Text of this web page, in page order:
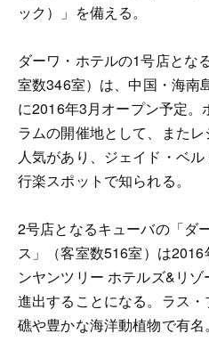
ック）」を備える。
ダーワ・ホテルの1号店とな
室数346室）は、中国・海南
に2016年3月オープン予定
ラムの開催地として、また
人気があり、ジェイド・ベ
行楽スポットで知られる。
2号店となるキューバの「ダ
ス」（客室数516室）は
ンヤンツリー ホテルズ&リ
進出することになる。ラス
礁や豊かな海洋動植物で有名。